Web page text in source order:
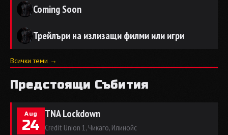
Coming Soon
Трейлъри на излизащи филми или игри
Всички теми →
Предстоящи Събития
Aug
24
TNA Lockdown
Credit Union 1, Чикаго, Илинойс